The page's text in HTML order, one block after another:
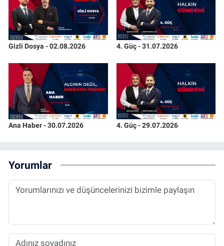
Gizli Dosya - 02.08.2026 4. Güç - 31.07.2026
Ana Haber - 30.07.2026 4. Güç - 29.07.2026
Yorumlar